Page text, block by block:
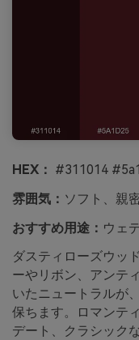
HEX： #311014
雰囲気： ソフト、親
おすすめ用途： ウェ
ダスティローズウッ
ーやリボン、アンテ
いたニュートラルが
保ちます。ロマンテ
デート、クラシック